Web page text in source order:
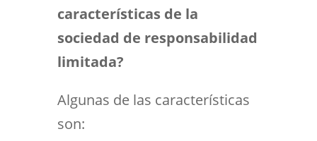
características de la
sociedad de responsabilidad
limitada?
Algunas de las características
son: